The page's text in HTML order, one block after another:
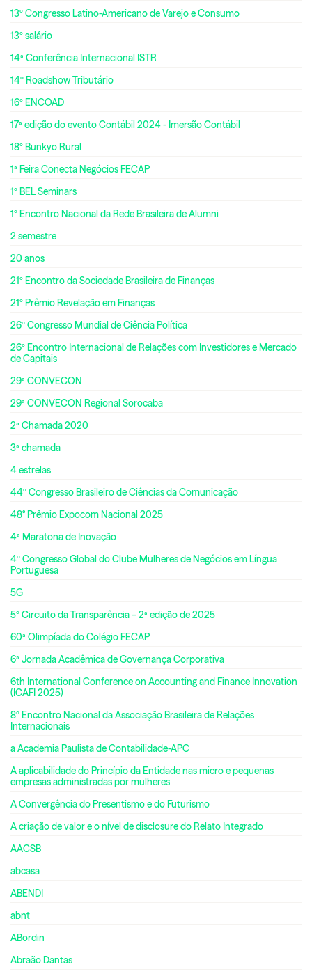
13º Congresso Latino-Americano de Varejo e Consumo
13º salário
14ª Conferência Internacional ISTR
14º Roadshow Tributário
16º ENCOAD
17ª edição do evento Contábil 2024 - Imersão Contábil
18º Bunkyo Rural
1ª Feira Conecta Negócios FECAP
1º BEL Seminars
1º Encontro Nacional da Rede Brasileira de Alumni
2 semestre
20 anos
21º Encontro da Sociedade Brasileira de Finanças
21º Prêmio Revelação em Finanças
26º Congresso Mundial de Ciência Política
26º Encontro Internacional de Relações com Investidores e Mercado
de Capitais
29ª CONVECON
29ª CONVECON Regional Sorocaba
2ª Chamada 2020
3ª chamada
4 estrelas
44º Congresso Brasileiro de Ciências da Comunicação
48° Prêmio Expocom Nacional 2025
4ª Maratona de Inovação
4º Congresso Global do Clube Mulheres de Negócios em Língua
Portuguesa
5G
5º Circuito da Transparência – 2ª edição de 2025
60ª Olimpíada do Colégio FECAP
6ª Jornada Acadêmica de Governança Corporativa
6th International Conference on Accounting and Finance Innovation
(ICAFI 2025)
8º Encontro Nacional da Associação Brasileira de Relações
Internacionais
a Academia Paulista de Contabilidade-APC
A aplicabilidade do Princípio da Entidade nas micro e pequenas
empresas administradas por mulheres
A Convergência do Presentismo e do Futurismo
A criação de valor e o nível de disclosure do Relato Integrado
AACSB
abcasa
ABENDI
abnt
ABordin
Abraão Dantas